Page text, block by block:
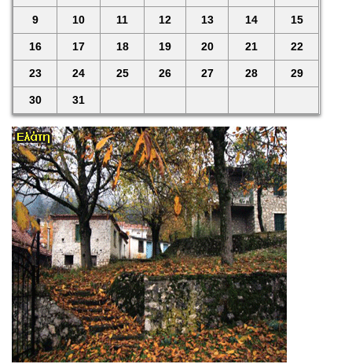
9 10 11 12 13 14 15
16 17 18 19 20 21 22
23 24 25 26 27 28 29
30 31